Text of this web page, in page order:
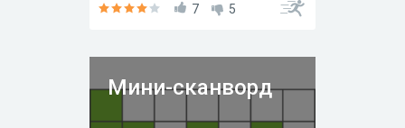
7 5
Мини-сканворд